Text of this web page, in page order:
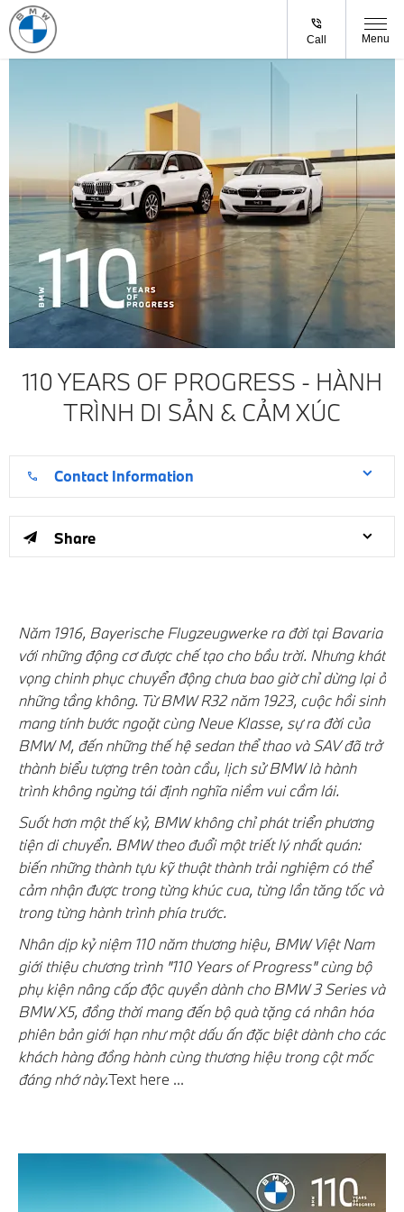
Call Menu
110 YEARS OF PROGRESS - HÀNH
TRÌNH DI SẢN & CẢM XÚC
Contact Information
Share
Năm 1916, Bayerische Flugzeugwerke ra đời tại Bavaria
với những động cơ được chế tạo cho bầu trời. Nhưng khát
vọng chinh phục chuyển động chưa bao giờ chỉ dừng lại ở
những tầng không. Từ BMW R32 năm 1923, cuộc hồi sinh
mang tính bước ngoặt cùng Neue Klasse, sự ra đời của
BMW M, đến những thế hệ sedan thể thao và SAV đã trở
thành biểu tượng trên toàn cầu, lịch sử BMW là hành
trình không ngừng tái định nghĩa niềm vui cầm lái.
Suốt hơn một thế kỷ, BMW không chỉ phát triển phương
tiện di chuyển. BMW theo đuổi một triết lý nhất quán:
biến những thành tựu kỹ thuật thành trải nghiệm có thể
cảm nhận được trong từng khúc cua, từng lần tăng tốc và
trong từng hành trình phía trước.
Nhân dịp kỷ niệm 110 năm thương hiệu, BMW Việt Nam
giới thiệu chương trình "110 Years of Progress" cùng bộ
phụ kiện nâng cấp độc quyền dành cho BMW 3 Series và
BMW X5, đồng thời mang đến bộ quà tặng cá nhân hóa
phiên bản giới hạn như một dấu ấn đặc biệt dành cho các
khách hàng đồng hành cùng thương hiệu trong cột mốc
đáng nhớ này.Text here ...